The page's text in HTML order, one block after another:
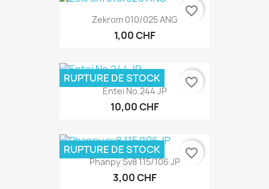
Zekrom 010/025 ANG
1,00 CHF
favorite_border
Entei No.244 JP
10,00 CHF
RUPTURE DE STOCK favorite_border
Phanpy Sv8 115/106 JP
3,00 CHF
RUPTURE DE STOCK favorite_border